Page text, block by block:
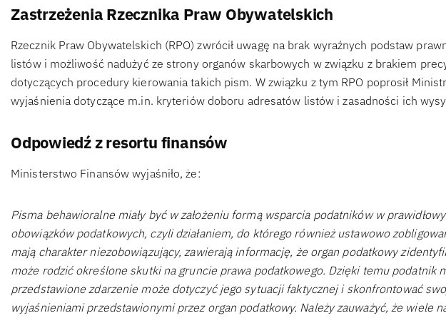
Zastrzeżenia Rzecznika Praw Obywatelskich
Rzecznik Praw Obywatelskich (RPO) zwrócił uwagę na brak wyraźnych podstaw
listów i możliwość nadużyć ze strony organów skarbowych w związku z brakiem
dotyczących procedury kierowania takich pism. W związku z tym RPO poprosił
wyjaśnienia dotyczące m.in. kryteriów doboru adresatów listów i zasadności ich
Odpowiedź z resortu finansów
Ministerstwo Finansów wyjaśniło, że:
Pisma behawioralne miały być w założeniu formą wsparcia podatników w
obowiązków podatkowych, czyli działaniem, do którego również ustawowo
mają charakter niezobowiązujący, zawierają informację, że organ podatkowy
może rodzić określone skutki na gruncie prawa podatkowego. Dzięki temu podatnik
przedstawione zdarzenie może dotyczyć jego sytuacji faktycznej i skonfrontować
wyjaśnieniami przedstawionymi przez organ podatkowy. Należy zauważyć, że wiele